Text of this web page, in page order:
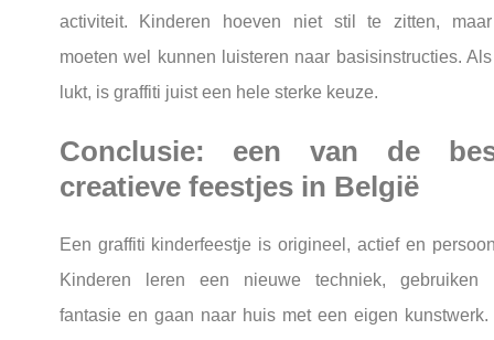
activiteit. Kinderen hoeven niet stil te zitten,
moeten wel kunnen luisteren naar basisinstructies.
lukt, is graffiti juist een hele sterke keuze.
Conclusie: een van de
creatieve feestjes in België
Een graffiti kinderfeestje is origineel, actief en
Kinderen leren een nieuwe techniek, gebruiken
fantasie en gaan naar huis met een eigen kunstwerk.